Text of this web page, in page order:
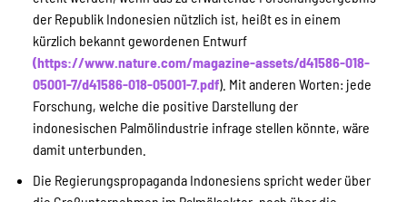
der Republik Indonesien nützlich ist, heißt es in einem
kürzlich bekannt gewordenen Entwurf
(https://www.nature.com/magazine-assets/d41586-018-
05001-7/d41586-018-05001-7.pdf). Mit anderen Worten: jede
Forschung, welche die positive Darstellung der
indonesischen Palmölindustrie infrage stellen könnte, wäre
damit unterbunden.
Die Regierungspropaganda Indonesiens spricht weder über